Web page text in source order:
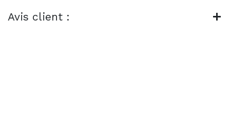
Avis client :